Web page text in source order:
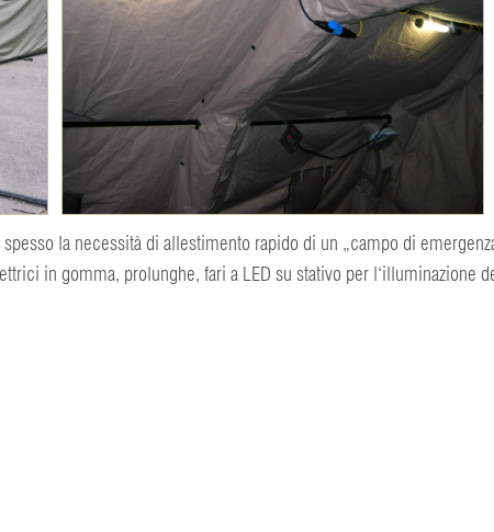
la necessità di allestimento rapido di un „campo di
in gomma, prolunghe, fari a LED su stativo per